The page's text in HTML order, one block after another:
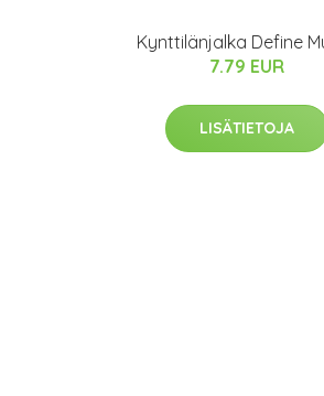
Kynttilänjalka Define
7.79 EUR
LISÄTIETOJA